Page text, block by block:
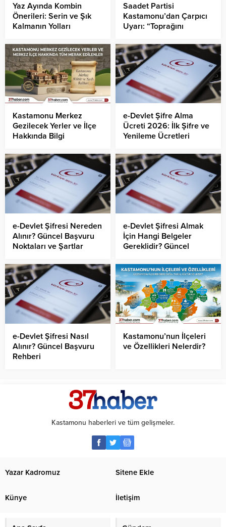
Yaz Ayında Kombin
Önerileri: Serin ve Şık
Kalmanın Yolları
Saadet Partisi
Kastamonu’dan Çarpıcı
Uyarı: “Toprağını
Kaybeder”
Kastamonu Merkez
Gezilecek Yerler ve İlçe
Hakkında Bilgi
e-Devlet Şifre Alma
Ücreti 2026: İlk Şifre ve
Yenileme Ücretleri
e-Devlet Şifresi Nereden
Alınır? Güncel Başvuru
Noktaları ve Şartlar
e-Devlet Şifresi Almak
İçin Hangi Belgeler
Gereklidir? Güncel
e-Devlet Şifresi Nasıl
Alınır? Güncel Başvuru
Rehberi
Kastamonu’nun İlçeleri
ve Özellikleri Nelerdir?
Kastamonu haberleri ve tüm gelişmeler.
Yazar Kadromuz Sitene Ekle
Künye İletişim